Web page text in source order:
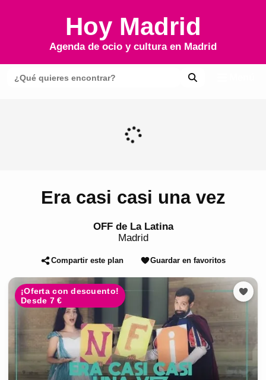
Hoy Madrid
Agenda de ocio y cultura en Madrid
Era casi casi una vez
OFF de La Latina
Madrid
Compartir este plan Guardar en favoritos
¡Oferta con descuento!
Desde 7 €